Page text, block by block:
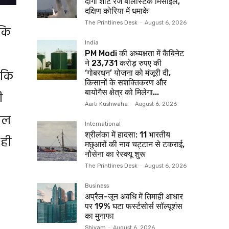
दक्षिण कोरिया में धमाके
The Printlines Desk - August 6, 2026
India
PM Modi की अध्यक्षता में कैबिनेट
ने 23,731 करोड़ रुपए की
‘गोबरधन’ योजना को मंजूरी दी,
किसानों के सशक्तिकरण और
बायोगैस क्षेत्र को मिलेगा...
Aarti Kushwaha - August 6, 2026
International
श्रीलंका में हादसा: 11 भारतीय
मछुआरों की नाव चट्टान से टकराई,
नौसेना का रेस्क्यू शुरू
The Printlines Desk - August 6, 2026
Business
अप्रैल-जून अवधि में तिमाही आधार
पर 19% घटा फर्स्टसोर्स सॉल्यूशंस
का मुनाफा
Shivam - August 6, 2026